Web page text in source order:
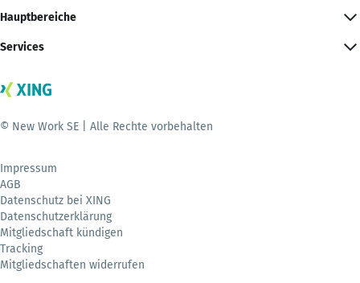
Hauptbereiche
Services
© New Work SE | Alle Rechte vorbehalten
Impressum
AGB
Datenschutz bei XING
Datenschutzerklärung
Mitgliedschaft kündigen
Tracking
Mitgliedschaften widerrufen